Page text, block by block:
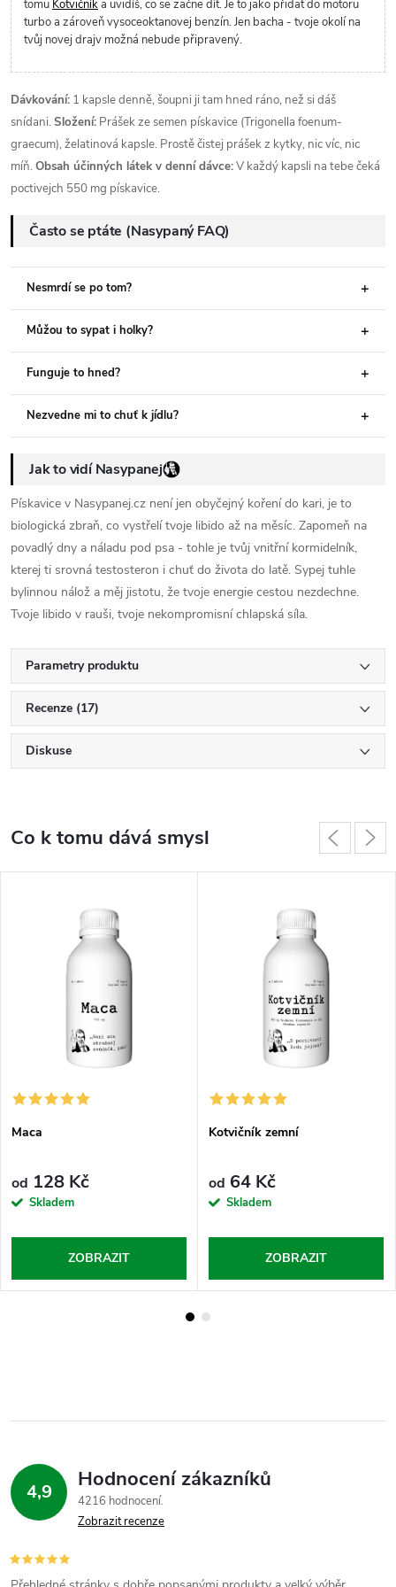
tomu Kotvičníka uvidíš, co se začne dít. Je to jako přidat do motoru
turbo a zároveň vysoceoktanovej benzín. Jen bacha - tvoje okolí na
tvůj novej drajv možná nebude připravený.
Dávkování: 1 kapsle denně, šoupni ji tam hned ráno, než si dáš
snídani.Složení: Prášek ze semen pískavice (Trigonella foenum-
graecum), želatinová kapsle. Prostě čistej prášek z kytky, nic víc, nic
míň.Obsah účinných látek v denní dávce:V každý kapsli na tebe čeká
poctivejch 550 mg pískavice.
Často se ptáte (Nasypaný FAQ)
Nesmrdí se po tom?
Můžou to sypat i holky?
Funguje to hned?
Nezvedne mi to chuť k jídlu?
Jak to vidí Nasypanej
Pískavice v Nasypanej.cz není jen obyčejný koření do kari, je to
biologická zbraň, co vystřelí tvoje libido až na měsíc. Zapomeň na
povadlý dny a náladu pod psa - tohle je tvůj vnitřní kormidelník,
kterej ti srovná testosteron i chuť do života do latě. Sypej tuhle
bylinnou nálož a měj jistotu, že tvoje energie cestou nezdechne.
Tvoje libido v rauši, tvoje nekompromisní chlapská síla.
Parametry produktu
Recenze (17)
Diskuse
Co k tomu dává smysl
Maca
od 128 Kč
Skladem
ZOBRAZIT
Kotvičník zemní
od 64 Kč
Skladem
ZOBRAZIT
4,9 Hodnocení zákazníků
4216 hodnocení
Zobrazit recenze